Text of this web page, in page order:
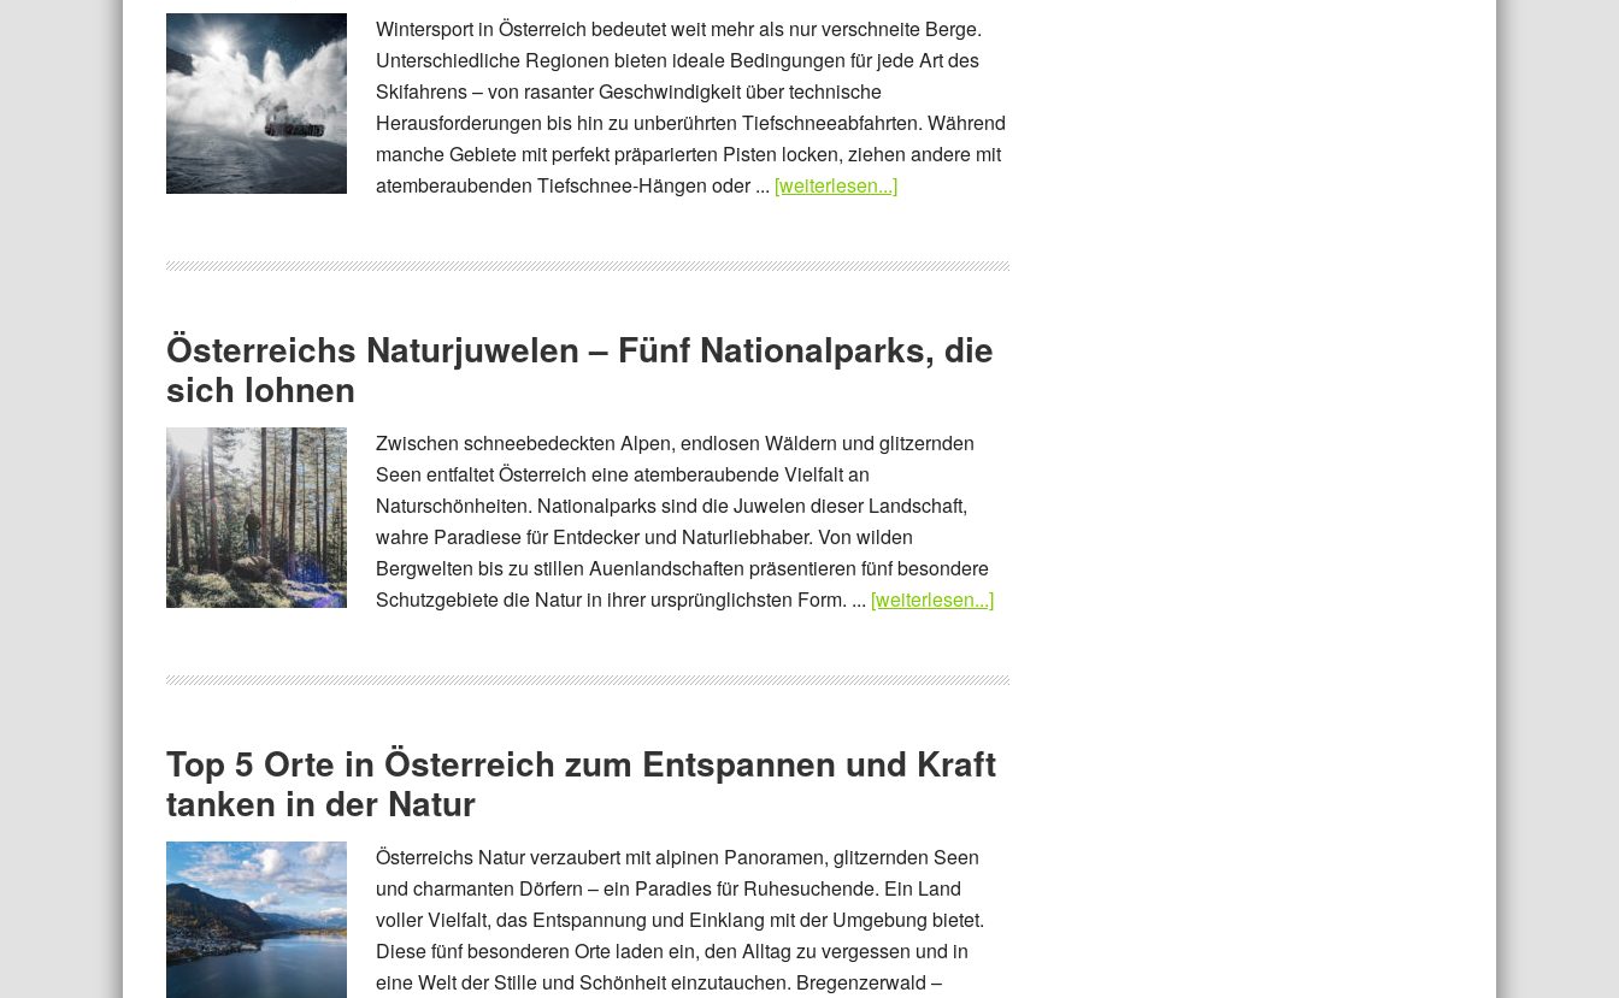
Wintersport in Österreich bedeutet weit mehr als nur verschneite Berge.
Unterschiedliche Regionen bieten ideale Bedingungen für jede Art des
Skifahrens – von rasanter Geschwindigkeit über technische
Herausforderungen bis hin zu unberührten Tiefschneeabfahrten. Während
manche Gebiete mit perfekt präparierten Pisten locken, ziehen andere mit
atemberaubenden Tiefschnee-Hängen oder ... [weiterlesen...]
Österreichs Naturjuwelen – Fünf Nationalparks, die
sich lohnen
Zwischen schneebedeckten Alpen, endlosen Wäldern und glitzernden
Seen entfaltet Österreich eine atemberaubende Vielfalt an
Naturschönheiten. Nationalparks sind die Juwelen dieser Landschaft,
wahre Paradiese für Entdecker und Naturliebhaber. Von wilden
Bergwelten bis zu stillen Auenlandschaften präsentieren fünf besondere
Schutzgebiete die Natur in ihrer ursprünglichsten Form. ... [weiterlesen...]
Top 5 Orte in Österreich zum Entspannen und Kraft
tanken in der Natur
Österreichs Natur verzaubert mit alpinen Panoramen, glitzernden Seen
und charmanten Dörfern – ein Paradies für Ruhesuchende. Ein Land
voller Vielfalt, das Entspannung und Einklang mit der Umgebung bietet.
Diese fünf besonderen Orte laden ein, den Alltag zu vergessen und in
eine Welt der Stille und Schönheit einzutauchen. Bregenzerwald –